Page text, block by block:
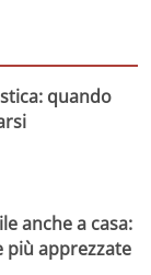
quando
anche a casa:
più apprezzate